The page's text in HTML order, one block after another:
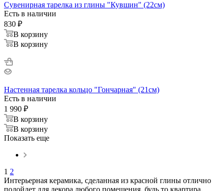
Сувенирная тарелка из глины "Кувшин" (22см)
Есть в наличии
830 ₽
В корзину
В корзину
Настенная тарелка кольцо "Гончарная" (21см)
Есть в наличии
1 990 ₽
В корзину
В корзину
Показать еще
1 2
Интерьерная керамика, сделанная из красной глины отлично
подойдет для декора любого помещения, будь то квартира,